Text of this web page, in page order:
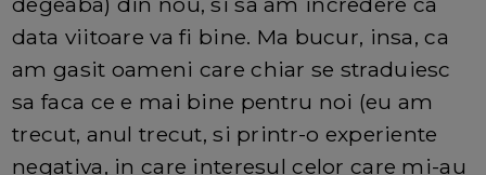
data viitoare va fi bine. Ma bucur, insa, ca
am gasit oameni care chiar se straduiesc
sa faca ce e mai bine pentru noi (eu am
trecut, anul trecut, si printr-o experiente
negativa, in care interesul celor care mi-au